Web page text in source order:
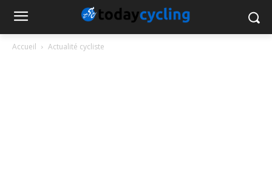
Accueil Actualité cycliste